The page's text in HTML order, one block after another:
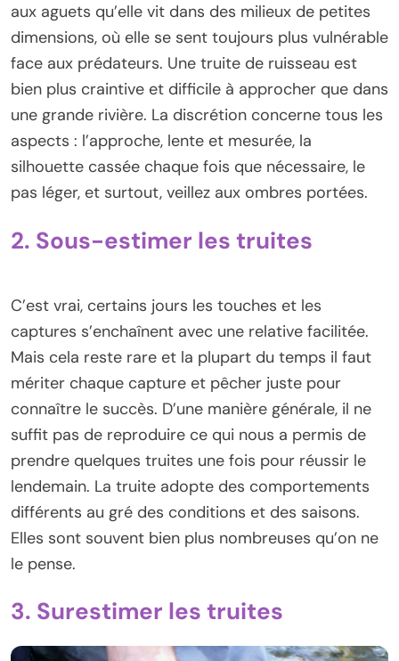
aux aguets qu’elle vit dans des milieux de petites
dimensions, où elle se sent toujours plus vulnérable
face aux prédateurs. Une truite de ruisseau est
bien plus craintive et difficile à approcher que dans
une grande rivière. La discrétion concerne tous les
aspects : l’approche, lente et mesurée, la
silhouette cassée chaque fois que nécessaire, le
pas léger, et surtout, veillez aux ombres portées.
2. Sous-estimer les truites
C’est vrai, certains jours les touches et les
captures s’enchaînent avec une relative facilitée.
Mais cela reste rare et la plupart du temps il faut
mériter chaque capture et pêcher juste pour
connaître le succès. D’une manière générale, il ne
suffit pas de reproduire ce qui nous a permis de
prendre quelques truites une fois pour réussir le
lendemain. La truite adopte des comportements
différents au gré des conditions et des saisons.
Elles sont souvent bien plus nombreuses qu’on ne
le pense.
3. Surestimer les truites